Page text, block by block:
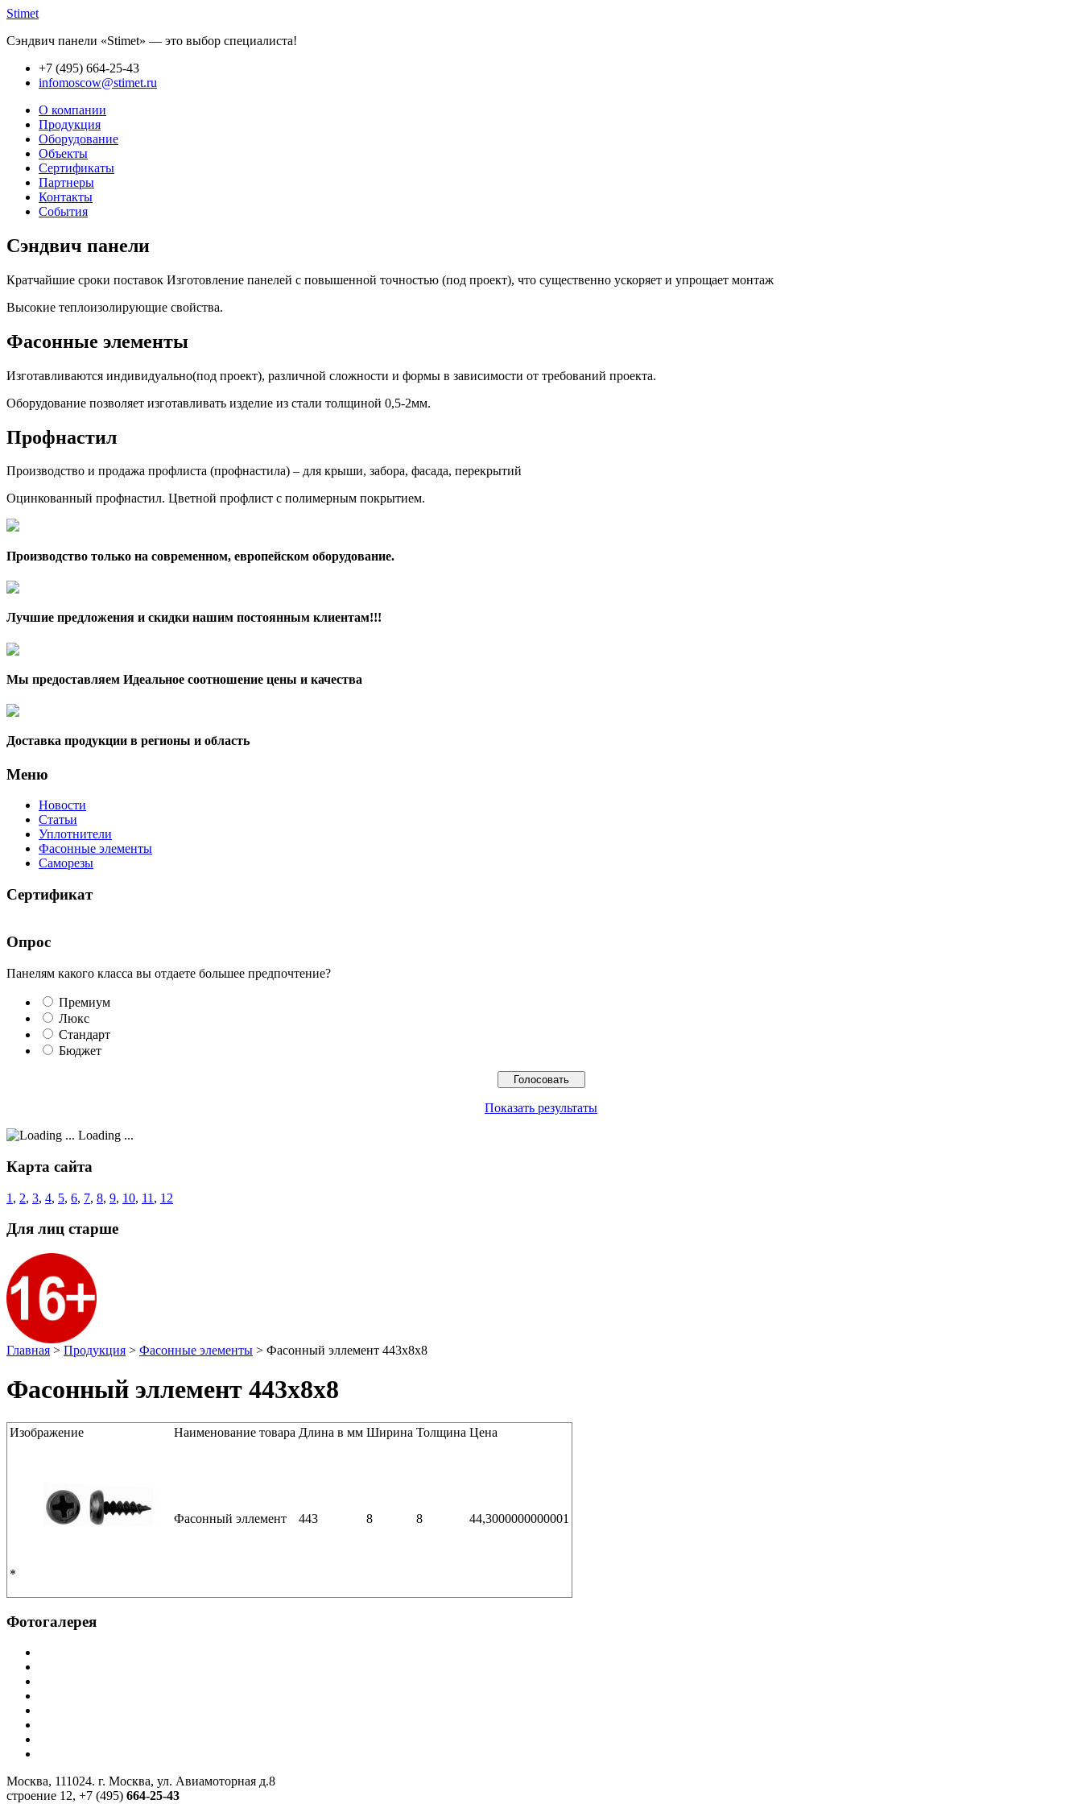
Stimet
Сэндвич панели «Stimet» — это выбор специалиста!
+7 (495) 664-25-43
infomoscow@stimet.ru
О компании
Продукция
Оборудование
Объекты
Сертификаты
Партнеры
Контакты
События
Сэндвич панели
Кратчайшие сроки поставок Изготовление панелей с повышенной точностью (под проект), что существенно ускоряет и упрощает монтаж
Высокие теплоизолирующие свойства.
Фасонные элементы
Изготавливаются индивидуально(под проект), различной сложности и формы в зависимости от требований проекта.
Оборудование позволяет изготавливать изделие из стали толщиной 0,5-2мм.
Профнастил
Производство и продажа профлиста (профнастила) – для крыши, забора, фасада, перекрытий
Оцинкованный профнастил. Цветной профлист с полимерным покрытием.
Производство только на современном, европейском оборудование.
Лучшие предложения и скидки нашим постоянным клиентам!!!
Мы предоставляем Идеальное соотношение цены и качества
Доставка продукции в регионы и область
Меню
Новости
Статьи
Уплотнители
Фасонные элементы
Саморезы
Сертификат
Опрос
Панелям какого класса вы отдаете большее предпочтение?
Премиум
Люкс
Стандарт
Бюджет
Показать результаты
Loading ...
Карта сайта
1 , 2, 3, 4, 5, 6, 7, 8, 9, 10, 11 , 12
Для лиц старше
Главная > Продукция > Фасонные элементы > Фасонный эллемент 443x8x8
Фасонный эллемент 443x8x8
Изображение Наименование товара Длина в мм Ширина Толщина Цена
*
Фасонный эллемент 443 8 8 44,3000000000001
Фотогалерея
Москва, 111024. г. Москва, ул. Авиамоторная д.8
строение 12, +7 (495) 664-25-43